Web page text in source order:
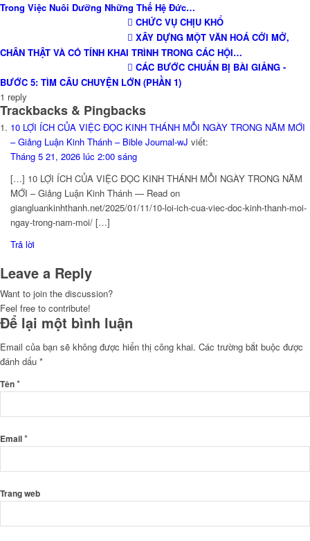
Trong Việc Nuôi Dưỡng Những Thế Hệ Đức…
CHỨC VỤ CHỊU KHỔ
XÂY DỰNG MỘT VĂN HOÁ CỞI MỞ,
CHÂN THẬT VÀ CÓ TÍNH KHAI TRÌNH TRONG CÁC HỘI…
CÁC BƯỚC CHUẨN BỊ BÀI GIẢNG -
BƯỚC 5: TÌM CÂU CHUYỆN LỚN (PHẦN 1)
1 reply
Trackbacks & Pingbacks
10 LỢI ÍCH CỦA VIỆC ĐỌC KINH THÁNH MỖI NGÀY TRONG NĂM MỚI
– Giảng Luận Kinh Thánh – Bible Journal-wJ viết:
Tháng 5 21, 2026 lúc 2:00 sáng
[…] 10 LỢI ÍCH CỦA VIỆC ĐỌC KINH THÁNH MỖI NGÀY TRONG NĂM
MỚI – Giảng Luận Kinh Thánh — Read on
giangluankinhthanh.net/2025/01/11/10-loi-ich-cua-viec-doc-kinh-thanh-moi-
ngay-trong-nam-moi/ […]
Trả lời
Leave a Reply
Want to join the discussion?
Feel free to contribute!
Để lại một bình luận
Email của bạn sẽ không được hiển thị công khai. Các trường bắt buộc được
đánh dấu *
Tên*
Email*
Trang web